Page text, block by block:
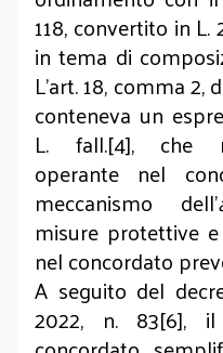
118, convertito in L.
in tema di
L’art. 18, comma
conteneva un
L. fall.[4], che
operante nel
meccanismo dell’
misure protettive
nel concordato
A seguito del
2022, n. 83[6],